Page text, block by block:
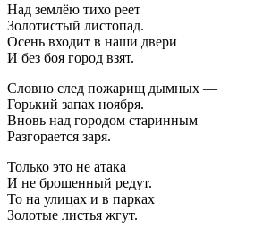
Над землёю тихо реет
Золотистый листопад.
Осень входит в наши двери
И без боя город взят.
Словно след пожарищ дымных —
Горький запах ноября.
Вновь над городом старинным
Разгорается заря.
Только это не атака
И не брошенный редут.
То на улицах и в парках
Золотые листья жгут.